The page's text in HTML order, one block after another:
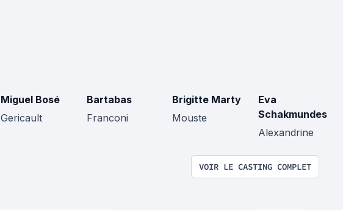
Miguel Bosé
Gericault
Bartabas
Franconi
Brigitte Marty
Mouste
Eva
Schakmundes
Alexandrine
VOIR LE CASTING COMPLET